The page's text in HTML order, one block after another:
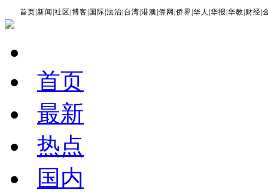
首页 |新闻 |社区 |博客 国际 |法治 台湾 |港澳 |侨网 |侨界 |华人 |华报 |华教 财经 |
首页
最新
热点
国内